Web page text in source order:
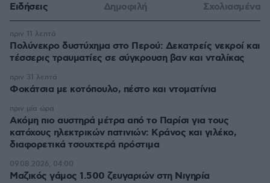
Ειδήσεις Δημοφιλή Σχολιασμένα
Πολύνεκρο δυστύχημα στο Περού: Δεκατρείς νεκροί και
τέσσερις τραυματίες σε σύγκρουση βαν και νταλίκας
πριν 11 λεπτά
Φοκάτσια με κοτόπουλο, πέστο και ντοματίνια
πριν 31 λεπτά
Ακόμη πιο αυστηρά μέτρα από το Παρίσι για τους
κατόχους ηλεκτρικών πατινιών: Κράνος και γιλέκο,
διαφορετικά τσουχτερά πρόστιμα
πριν μία ώρα
Μαζικός γάμος 1.500 ζευγαριών στη Νιγηρία
09.08.2026, 04:00